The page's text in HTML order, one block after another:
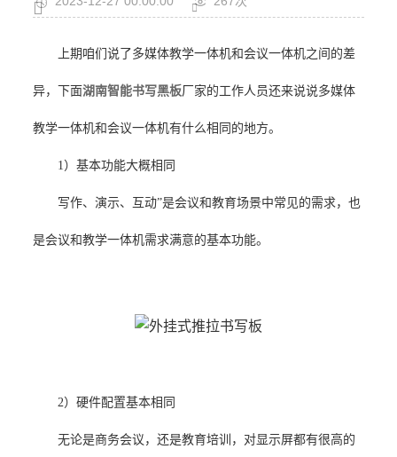
上期咱们说了多媒体教学一体机和会议一体机之间的差
异，下面湖南智能书写黑板厂家的工作人员还来说说多媒体
教学一体机和会议一体机有什么相同的地方。
1）基本功能大概相同
写作、演示、互动”是会议和教育场景中常见的需求，也
是会议和教学一体机需求满意的基本功能。
2）硬件配置基本相同
无论是商务会议，还是教育培训，对显示屏都有很高的